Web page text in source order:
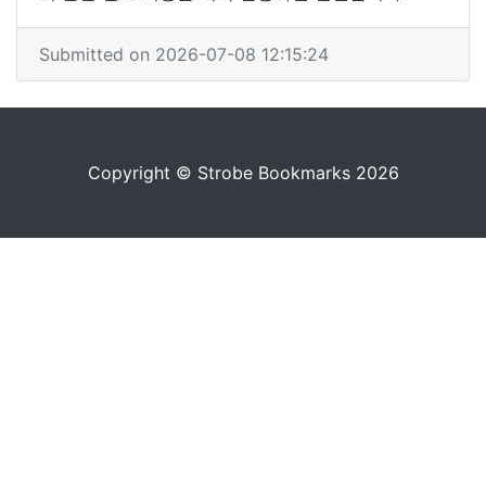
Submitted on 2026-07-08 12:15:24
Copyright © Strobe Bookmarks 2026